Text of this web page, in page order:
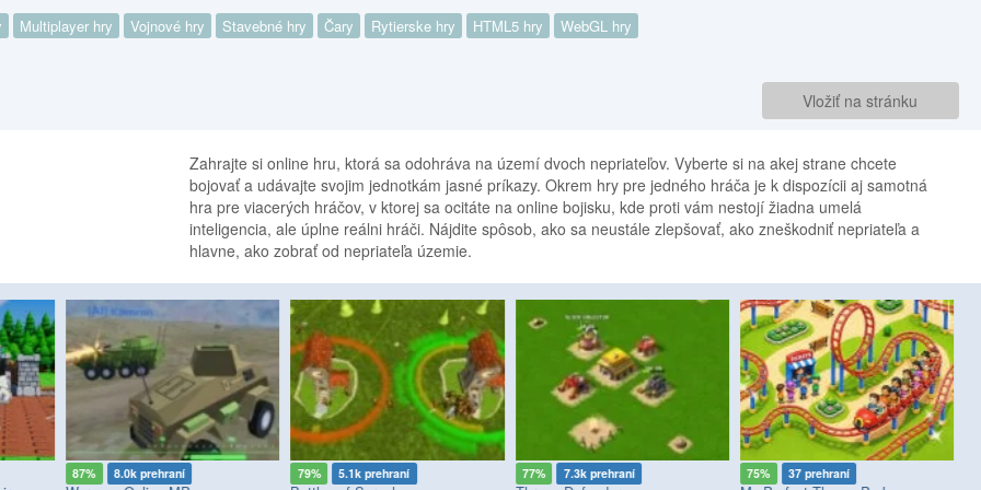
Multiplayer hry Vojnové hry Stavebné hry Čary Rytierske hry HTML5 hry WebGL hry
Vložiť na stránku
Zahrajte si online hru, ktorá sa odohráva na území dvoch nepriateľov. Vyberte si na akej strane chcete
bojovať a udávajte svojim jednotkám jasné príkazy. Okrem hry pre jedného hráča je k dispozícii aj samotná
hra pre viacerých hráčov, v ktorej sa ocitáte na online bojisku, kde proti vám nestojí žiadna umelá
inteligencia, ale úplne reálni hráči. Nájdite spôsob, ako sa neustále zlepšovať, ako zneškodniť nepriateľa a
hlavne, ako zobrať od nepriateľa územie.
87% 8.0k prehraní 79% 5.1k prehraní 77% 7.3k prehraní 75% 37 prehraní